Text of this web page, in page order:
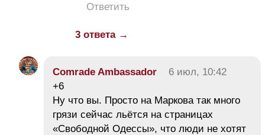
Ответить
3 ответа →
Comrade Ambassador
6 июл, 10:42
+6
Ну что вы. Просто на Маркова так много
грязи сейчас льётся на страницах
«Свободной Одессы», что люди не хотят